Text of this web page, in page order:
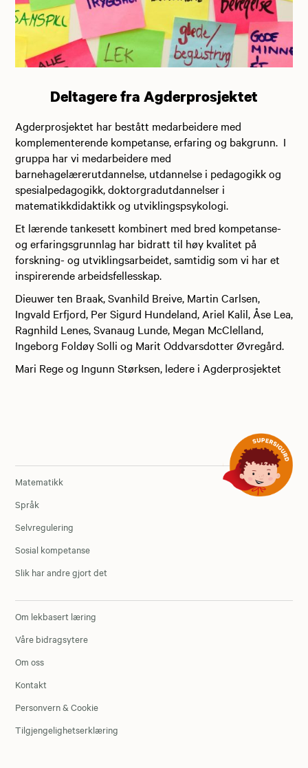
Deltagere fra Agderprosjektet
Agderprosjektet har bestått medarbeidere med
komplementerende kompetanse, erfaring og bakgrunn. I
gruppa har vi medarbeidere med
barnehagelærerutdannelse, utdannelse i pedagogikk og
spesialpedagogikk, doktorgradutdannelser i
matematikkdidaktikk og utviklingspsykologi.
Et lærende tankesett kombinert med bred kompetanse-
og erfaringsgrunnlag har bidratt til høy kvalitet på
forskning- og utviklingsarbeidet, samtidig som vi har et
inspirerende arbeidsfellesskap.
Dieuwer ten Braak, Svanhild Breive, Martin Carlsen,
Ingvald Erfjord, Per Sigurd Hundeland, Ariel Kalil, Åse Lea,
Ragnhild Lenes, Svanaug Lunde, Megan McClelland,
Ingeborg Foldøy Solli og Marit Oddvarsdotter Øvregård.
Mari Rege og Ingunn Størksen, ledere i Agderprosjektet
Matematikk
Språk
Selvregulering
Sosial kompetanse
Slik har andre gjort det
Om lekbasert læring
Våre bidragsytere
Om oss
Kontakt
Personvern & Cookie
Tilgjengelighetserklæring